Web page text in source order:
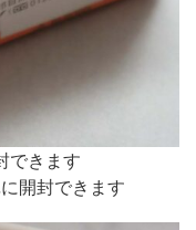
できます
開封できます